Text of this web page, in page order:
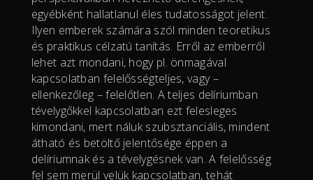
egyébként hallatlanul éles tudatosságot jelent.
Ilyen emberek számára szól minden teoretikus
és praktikus célzatú tanítás. Erről az emberről
lehet azt mondani, hogy pl. önmagával
kapcsolatban felelősségteljes, vagy –
ellenkezőleg – felelőtlen. A teljes delíriumban
tévelygőkkel kapcsolatban ezt felesleges
kimondani, mert náluk szubsztanciális, mindent
átható és betöltő jelentősége éppen a
delíriumnak és a tévelygésnek van. A felelősség
fel sem merül velük kapcsolatban, tehát